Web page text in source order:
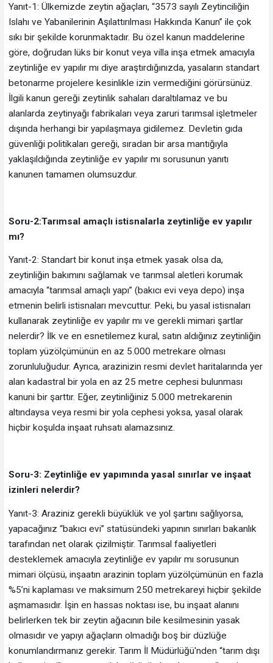
Yanıt-1: Ülkemizde zeytin ağaçları, “3573 sayılı Zeytinciliğin
Islahı ve Yabanilerinin Aşılattırılması Hakkında Kanun” ile çok
sıkı bir şekilde korunmaktadır. Bu özel kanun maddelerine
göre, doğrudan lüks bir konut veya villa inşa etmek amacıyla
zeytinliğe ev yapılır mı diye araştırdığınızda, yasaların standart
betonarme projelere kesinlikle izin vermediğini görürsünüz.
İlgili kanun gereği zeytinlik sahaları daraltılamaz ve bu
alanlarda zeytinyağı fabrikaları veya zaruri tarımsal işletmeler
dışında herhangi bir yapılaşmaya gidilemez. Devletin gıda
güvenliği politikaları gereği, sıradan bir arsa mantığıyla
yaklaşıldığında zeytinliğe ev yapılır mı sorusunun yanıtı
kanunen tamamen olumsuzdur.
Soru-2:Tarımsal amaçlı istisnalarla zeytinliğe ev yapılır
mı?
Yanıt-2: Standart bir konut inşa etmek yasak olsa da,
zeytinliğin bakımını sağlamak ve tarımsal aletleri korumak
amacıyla “tarımsal amaçlı yapı” (bakıcı evi veya depo) inşa
etmenin belirli istisnaları mevcuttur. Peki, bu yasal istisnaları
kullanarak zeytinliğe ev yapılır mı ve gerekli mimari şartlar
nelerdir? İlk ve en esnetilemez kural, satın aldığınız zeytinliğin
toplam yüzölçümünün en az 5.000 metrekare olması
zorunluluğudur. Ayrıca, arazinizin resmi devlet haritalarında yer
alan kadastral bir yola en az 25 metre cephesi bulunması
kanuni bir şarttır. Eğer, zeytinliğiniz 5.000 metrekarenin
altındaysa veya resmi bir yola cephesi yoksa, yasal olarak
hiçbir koşulda inşaat ruhsatı alamazsınız.
Soru-3: Zeytinliğe ev yapımında yasal sınırlar ve inşaat
izinleri nelerdir?
Yanıt-3: Araziniz gerekli büyüklük ve yol şartını sağlıyorsa,
yapacağınız “bakıcı evi” statüsündeki yapının sınırları bakanlık
tarafından net olarak çizilmiştir. Tarımsal faaliyetleri
desteklemek amacıyla zeytinliğe ev yapılır mı sorusunun
mimari ölçüsü, inşaatın arazinin toplam yüzölçümünün en fazla
%5’ni kaplaması ve maksimum 250 metrekareyi hiçbir şekilde
aşmamasıdır. İşin en hassas noktası ise, bu inşaat alanını
belirlerken tek bir zeytin ağacının bile kesilmesinin yasak
olmasıdır ve yapıyı ağaçların olmadığı boş bir düzlüğe
konumlandırmanız gerekir. Tarım İl Müdürlüğü'nden “tarım dışı